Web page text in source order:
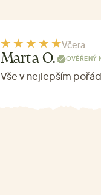
Včera
Marta O. OVĚŘENÝ
Vše v nejlepším